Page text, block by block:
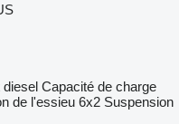
diesel Capacité de charge
de l'essieu 6x2 Suspension